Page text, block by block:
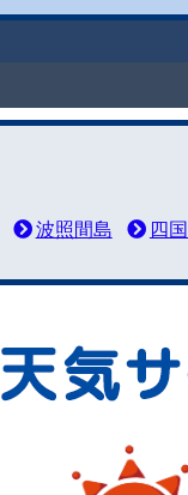
波照間島 四